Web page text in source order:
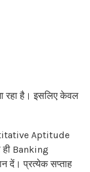
जा रहा है। इसलिए केवल
Aptitude
Banking
दें। प्रत्येक सप्ताह